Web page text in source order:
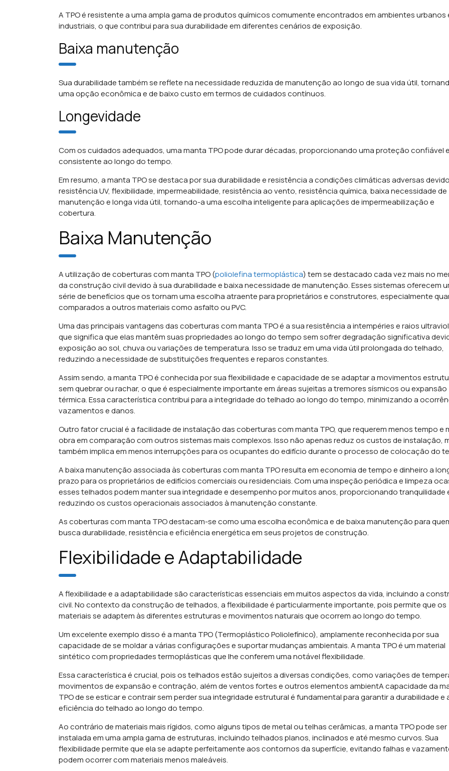
A TPO é resistente a uma ampla gama de produtos químicos comumente encontrados em ambientes urbanos
industriais, o que contribui para sua durabilidade em diferentes cenários de exposição.
Baixa manutenção
Sua durabilidade também se reflete na necessidade reduzida de manutenção ao longo de sua vida útil,
uma opção econômica e de baixo custo em termos de cuidados contínuos.
Longevidade
Com os cuidados adequados, uma manta TPO pode durar décadas, proporcionando uma proteção confiável e
consistente ao longo do tempo.
Em resumo, a manta TPO se destaca por sua durabilidade e resistência a condições climáticas adversas
resistência UV, flexibilidade, impermeabilidade, resistência ao vento, resistência química, baixa necessidade de
manutenção e longa vida útil, tornando-a uma escolha inteligente para aplicações de impermeabilização e
cobertura.
Baixa Manutenção
A utilização de coberturas com manta TPO (poliolefina termoplástica) tem se destacado cada vez mais no
da construção civil devido à sua durabilidade e baixa necessidade de manutenção. Esses sistemas oferecem
série de benefícios que os tornam uma escolha atraente para proprietários e construtores, especialmente
comparados a outros materiais como asfalto ou PVC.
Uma das principais vantagens das coberturas com manta TPO é a sua resistência a intempéries e raios
que significa que elas mantêm suas propriedades ao longo do tempo sem sofrer degradação significativa
exposição ao sol, chuva ou variações de temperatura. Isso se traduz em uma vida útil prolongada do telhado,
reduzindo a necessidade de substituições frequentes e reparos constantes.
Assim sendo, a manta TPO é conhecida por sua flexibilidade e capacidade de se adaptar a movimentos
sem quebrar ou rachar, o que é especialmente importante em áreas sujeitas a tremores sísmicos ou expansão
térmica. Essa característica contribui para a integridade do telhado ao longo do tempo, minimizando a
vazamentos e danos.
Outro fator crucial é a facilidade de instalação das coberturas com manta TPO, que requerem menos tempo e
obra em comparação com outros sistemas mais complexos. Isso não apenas reduz os custos de instalação,
também implica em menos interrupções para os ocupantes do edifício durante o processo de colocação do
A baixa manutenção associada às coberturas com manta TPO resulta em economia de tempo e dinheiro a
prazo para os proprietários de edifícios comerciais ou residenciais. Com uma inspeção periódica e limpeza
esses telhados podem manter sua integridade e desempenho por muitos anos, proporcionando tranquilidade
reduzindo os custos operacionais associados à manutenção constante.
As coberturas com manta TPO destacam-se como uma escolha econômica e de baixa manutenção para
busca durabilidade, resistência e eficiência energética em seus projetos de construção.
Flexibilidade e Adaptabilidade
A flexibilidade e a adaptabilidade são características essenciais em muitos aspectos da vida, incluindo a
civil. No contexto da construção de telhados, a flexibilidade é particularmente importante, pois permite que os
materiais se adaptem às diferentes estruturas e movimentos naturais que ocorrem ao longo do tempo.
Um excelente exemplo disso é a manta TPO (Termoplástico Poliolefínico), amplamente reconhecida por sua
capacidade de se moldar a várias configurações e suportar mudanças ambientais.A manta TPO é um material
sintético com propriedades termoplásticas que lhe conferem uma notável flexibilidade.
Essa característica é crucial, pois os telhados estão sujeitos a diversas condições, como variações de
movimentos de expansão e contração, além de ventos fortes e outros elementos ambientA capacidade da
TPO de se esticar e contrair sem perder sua integridade estrutural é fundamental para garantir a durabilidade e
eficiência do telhado ao longo do tempo.
Ao contrário de materiais mais rígidos, como alguns tipos de metal ou telhas cerâmicas, a manta TPO pode ser
instalada em uma ampla gama de estruturas, incluindo telhados planos, inclinados e até mesmo curvos. Sua
flexibilidade permite que ela se adapte perfeitamente aos contornos da superfície, evitando falhas e
podem ocorrer com materiais menos maleáveis.